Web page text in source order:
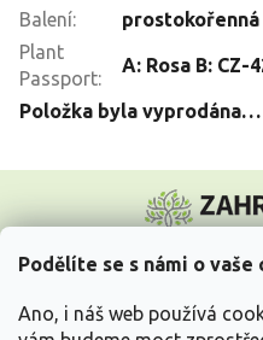
Podělíte se s námi o vaše
Ano, i náš web používá
Balení:
prostokořenná
Plant
Passport:
A: Rosa B: CZ-
Položka byla vyprodána…
p
Vše o nákupu